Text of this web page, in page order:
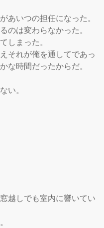
あいつの担任になった。
のは変わらなかった。
しまった。
れが俺を通してであっ
な時間だったからだ。
い。
越しでも室内に響いてい